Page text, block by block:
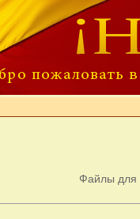
Файлы для